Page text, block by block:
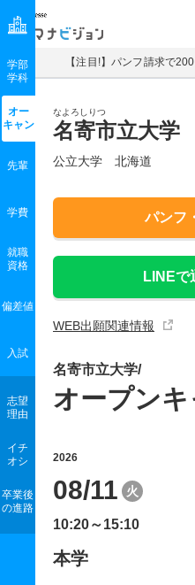
マナビジョン
【注目!】パンフ請求で
なよろしりつ
名寄市立大学
公立大学 北海道
パンフ
LINEで
WEB出願関連情報
学部
学科
オー
キャン
先輩
学費
就職
資格
偏差値
入試
志望
理由
イチ
オシ
卒業後
の進路
名寄市立大学/
オープン
2026
08/11 火
10:20～15:10
本学